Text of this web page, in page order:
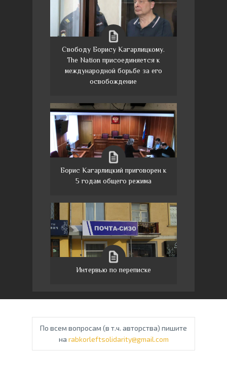
Свободу Борису Кагарлицкому.
The Nation присоединяется к
международной борьбе за его
освобождение
Борис Кагарлицкий приговорен к
5 годам общего режима
Интервью по переписке
По всем вопросам (в т.ч. авторства) пишите
на rabkorleftsolidarity@gmail.com